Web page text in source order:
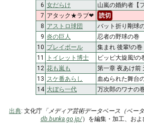
6 女だらけ
山嵐の婚約者【
7 アタック★ラブ❤
読切
8 アストロ球団
バット折り剛球
9 炎の巨人
忍者の野球の巻
10 プレイボール
集まれ 後輩!の巻
11
トイレット博士
ピッピ大旋風!の
12 花も嵐も
第一章 夜あけ前
13 スケ番あらし
血ぬられた舞台
14 大ぼら一代 万次郎のワナの
出典: 文化庁 「メディア芸術データベース（ベータ
db.bunka.go.jp/）を編集・加工、お